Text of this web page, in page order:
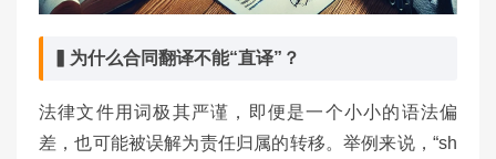
▍为什么合同翻译不能“直译”？
法律文件用词极其严谨，即便是一个小小的语法偏
差，也可能被误解为责任归属的转移。举例来说，“sh